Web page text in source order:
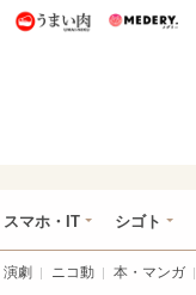
うまいパン うまい肉
スマホ・IT シゴト
演劇 ニコ動 本・マンガ